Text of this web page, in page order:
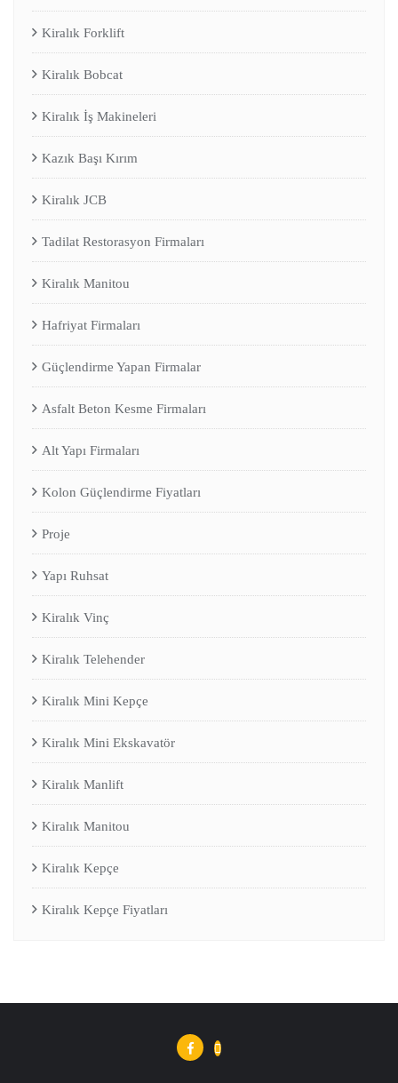
Kiralık Forklift
Kiralık Bobcat
Kiralık İş Makineleri
Kazık Başı Kırım
Kiralık JCB
Tadilat Restorasyon Firmaları
Kiralık Manitou
Hafriyat Firmaları
Güçlendirme Yapan Firmalar
Asfalt Beton Kesme Firmaları
Alt Yapı Firmaları
Kolon Güçlendirme Fiyatları
Proje
Yapı Ruhsat
Kiralık Vinç
Kiralık Telehender
Kiralık Mini Kepçe
Kiralık Mini Ekskavatör
Kiralık Manlift
Kiralık Manitou
Kiralık Kepçe
Kiralık Kepçe Fiyatları